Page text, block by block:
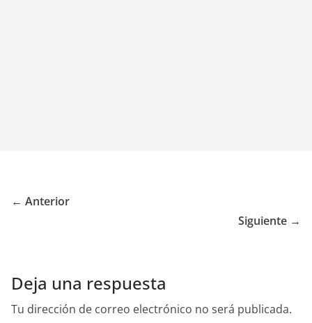
← Anterior
Siguiente →
Deja una respuesta
Tu dirección de correo electrónico no será publicada.